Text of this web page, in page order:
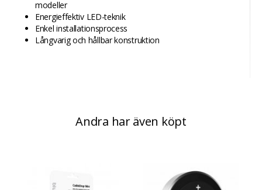
modeller
Energieffektiv LED-teknik
Enkel installationsprocess
Långvarig och hållbar konstruktion
Andra har även köpt